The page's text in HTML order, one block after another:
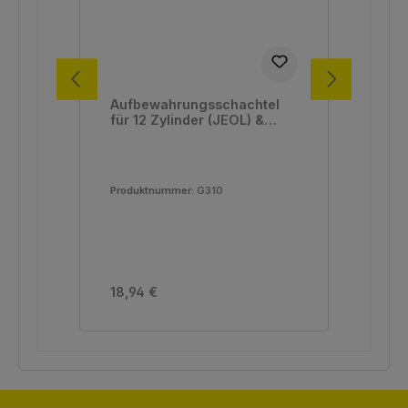
Aufbewahrungsschachtel
für 12 Zylinder (JEOL) &
Produktnummer: G310
Regulärer Preis:
18,94 €